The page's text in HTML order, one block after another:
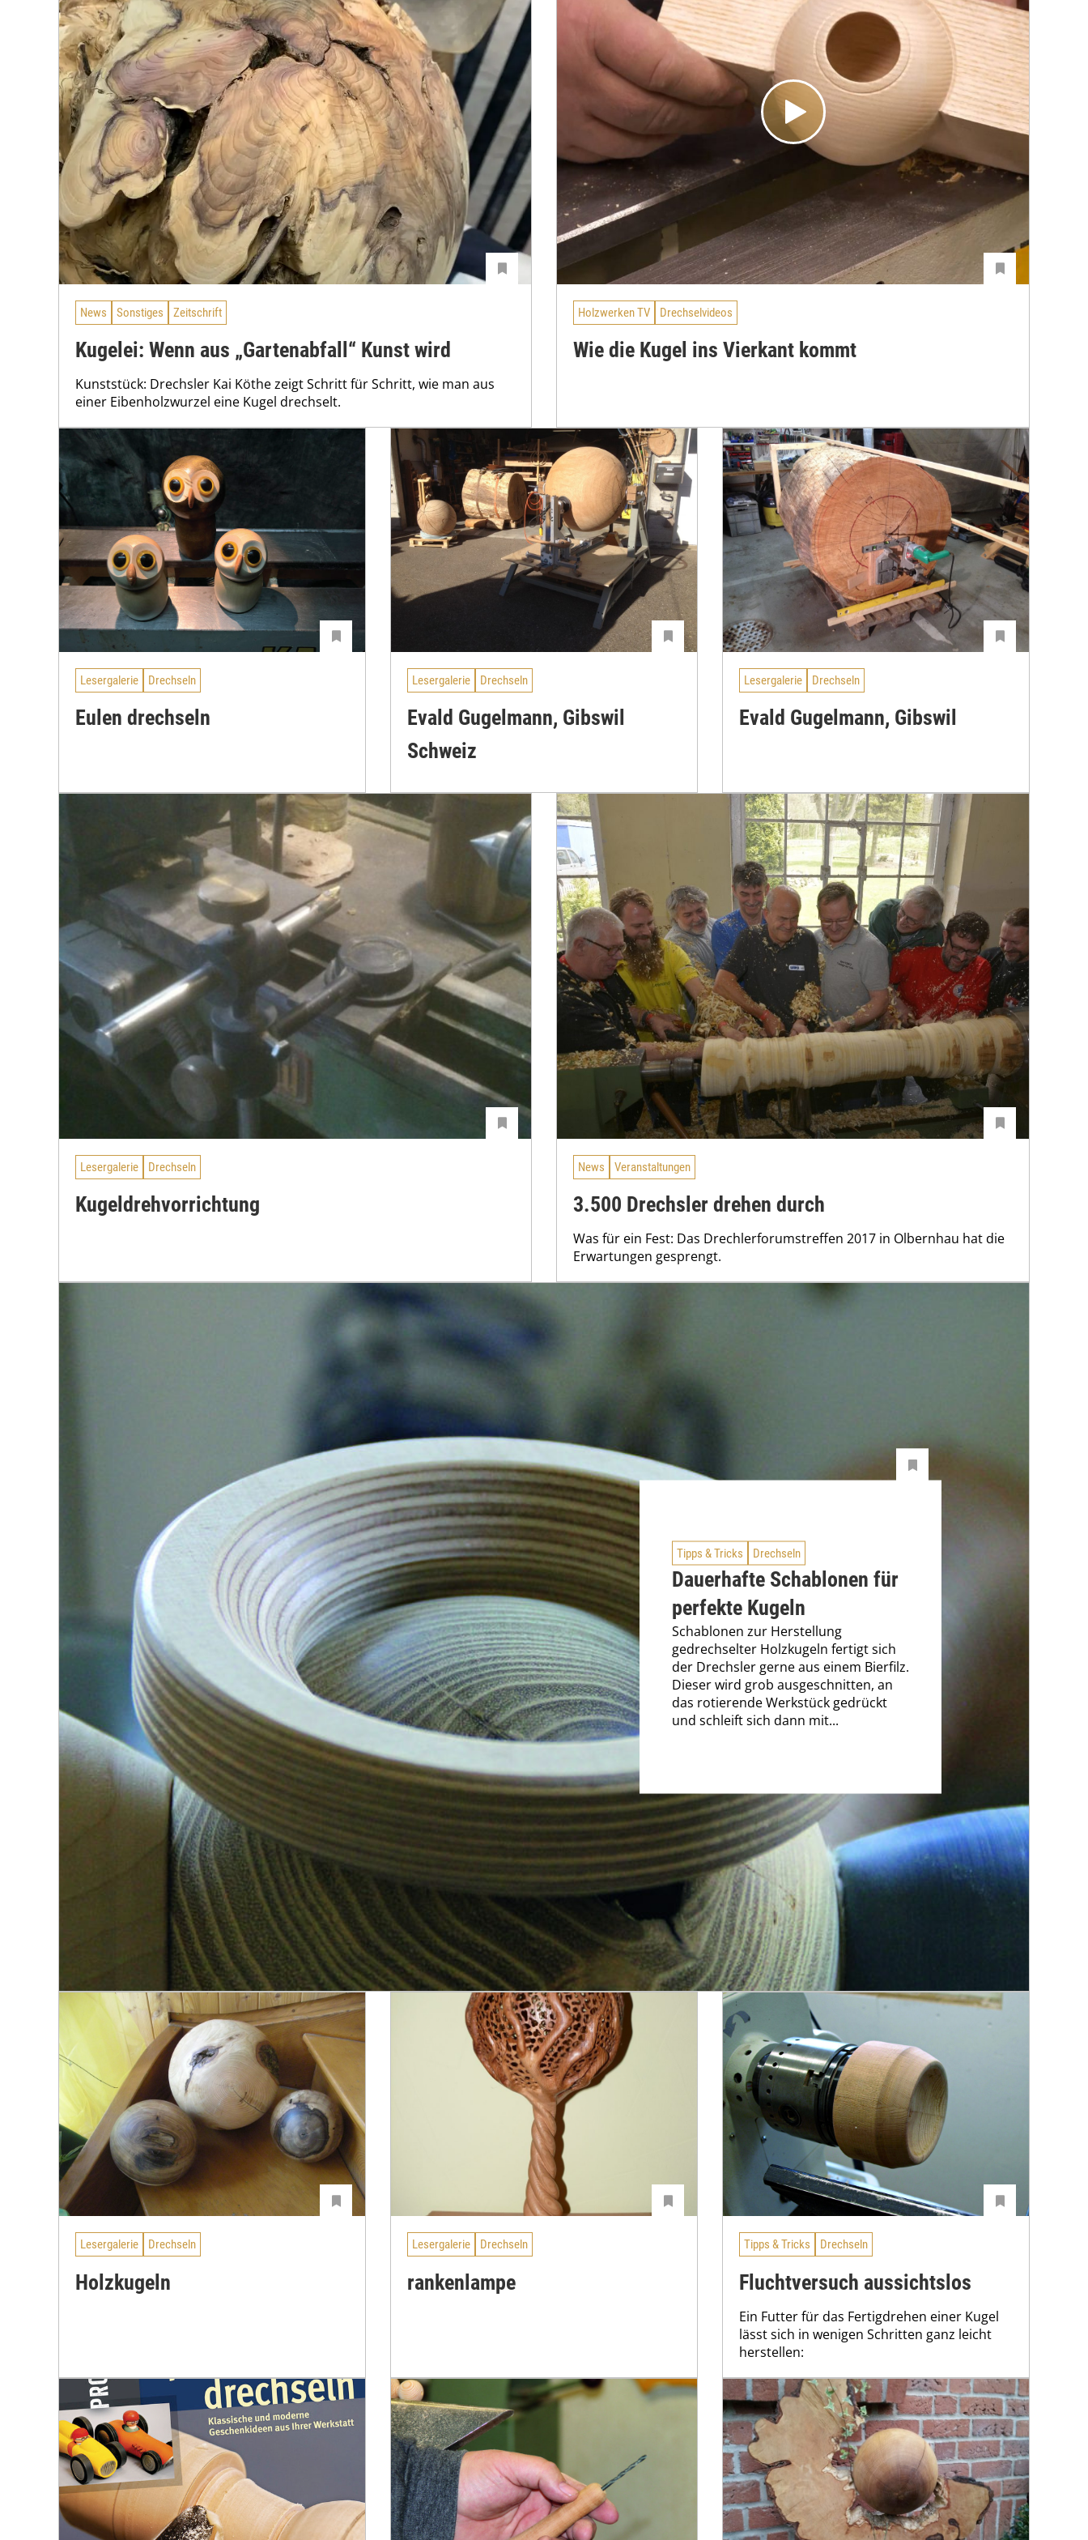
News Sonstiges Zeitschrift
Kugelei: Wenn aus „Gartenabfall“ Kunst wird
Kunststück: Drechsler Kai Köthe zeigt Schritt für Schritt, wie man aus
einer Eibenholzwurzel eine Kugel drechselt.
Holzwerken TV Drechselvideos
Wie die Kugel ins Vierkant kommt
Lesergalerie Drechseln
Eulen drechseln
Lesergalerie Drechseln
Evald Gugelmann, Gibswil
Schweiz
Lesergalerie Drechseln
Evald Gugelmann, Gibswil
Lesergalerie Drechseln
Kugeldrehvorrichtung
News Veranstaltungen
3.500 Drechsler drehen durch
Was für ein Fest: Das Drechlerforumstreffen 2017 in Olbernhau hat die
Erwartungen gesprengt.
Tipps & Tricks Drechseln
Dauerhafte Schablonen für
perfekte Kugeln
Schablonen zur Herstellung
gedrechselter Holzkugeln fertigt sich
der Drechsler gerne aus einem Bierfilz.
Dieser wird grob ausgeschnitten, an
das rotierende Werkstück gedrückt
und schleift sich dann mit...
Lesergalerie Drechseln
Holzkugeln
Lesergalerie Drechseln
rankenlampe
Tipps & Tricks Drechseln
Fluchtversuch aussichtslos
Ein Futter für das Fertigdrehen einer Kugel
lässt sich in wenigen Schritten ganz leicht
herstellen: